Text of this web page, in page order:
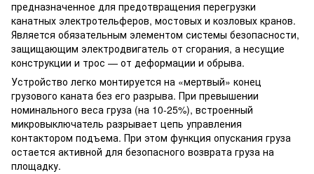
предназначенное для предотвращения перегрузки
канатных электротельферов, мостовых и козловых кранов.
Является обязательным элементом системы безопасности,
защищающим электродвигатель от сгорания, а несущие
конструкции и трос — от деформации и обрыва.
Устройство легко монтируется на «мертвый» конец
грузового каната без его разрыва. При превышении
номинального веса груза (на 10-25%), встроенный
микровыключатель разрывает цепь управления
контактором подъема. При этом функция опускания груза
остается активной для безопасного возврата груза на
площадку.